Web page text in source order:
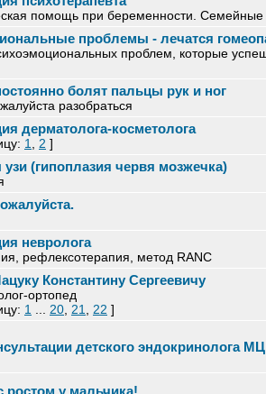
помощь при беременности.
проблемы - лечатся
проблем, которые
болят пальцы рук и ног
разобраться
дерматолога-косметолога
1 2 ]
узи (гипоплазия червя мозжечка)
невролога
рефлексотерапия, метод RANC
Константину Сергеевичу
ортопед
1 20 21 22 ]
детского эндокринолога
ростом у мальчика!